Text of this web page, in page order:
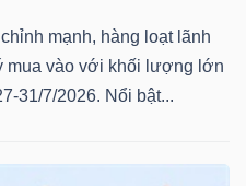
mạnh, hàng loạt lãnh
mua vào với khối lượng lớn
31/7/2026. Nổi bật...